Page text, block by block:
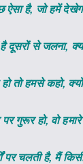
ऐसा है, जो हमें
है दूसरों से जलना,
तो हमसे कहो,
गुरूर हो, वो
पर चलती है, मैं